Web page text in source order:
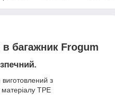
багажник Frogum
з
матеріалу TPE